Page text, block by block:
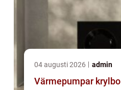
04 augusti 2026 admin
Värmepumpar krylbo